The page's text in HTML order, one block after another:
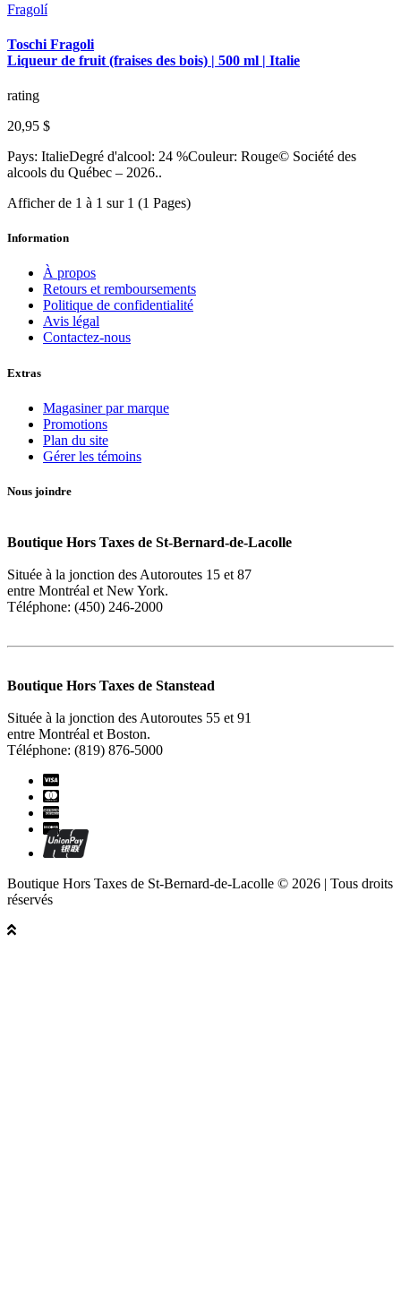
Fragolí
Toschi Fragoli
Liqueur de fruit (fraises des bois) | 500 ml | Italie
rating
20,95 $
Pays: ItalieDegré d'alcool: 24 %Couleur: Rouge© Société des
alcools du Québec – 2026..
Afficher de 1 à 1 sur 1 (1 Pages)
Information
À propos
Retours et remboursements
Politique de confidentialité
Avis légal
Contactez-nous
Extras
Magasiner par marque
Promotions
Plan du site
Gérer les témoins
Nous joindre
Boutique Hors Taxes de St-Bernard-de-Lacolle
Située à la jonction des Autoroutes 15 et 87
entre Montréal et New York.
Téléphone: (450) 246-2000
Boutique Hors Taxes de Stanstead
Située à la jonction des Autoroutes 55 et 91
entre Montréal et Boston.
Téléphone: (819) 876-5000
Boutique Hors Taxes de St-Bernard-de-Lacolle © 2026 | Tous droits
réservés